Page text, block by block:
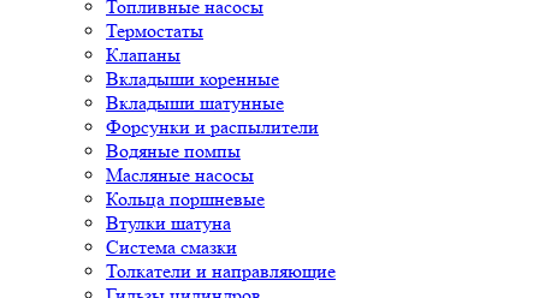
Топливные насосы
Термостаты
Клапаны
Вкладыши коренные
Вкладыши шатунные
Форсунки и распылители
Водяные помпы
Масляные насосы
Кольца поршневые
Втулки шатуна
Система смазки
Толкатели и направляющие